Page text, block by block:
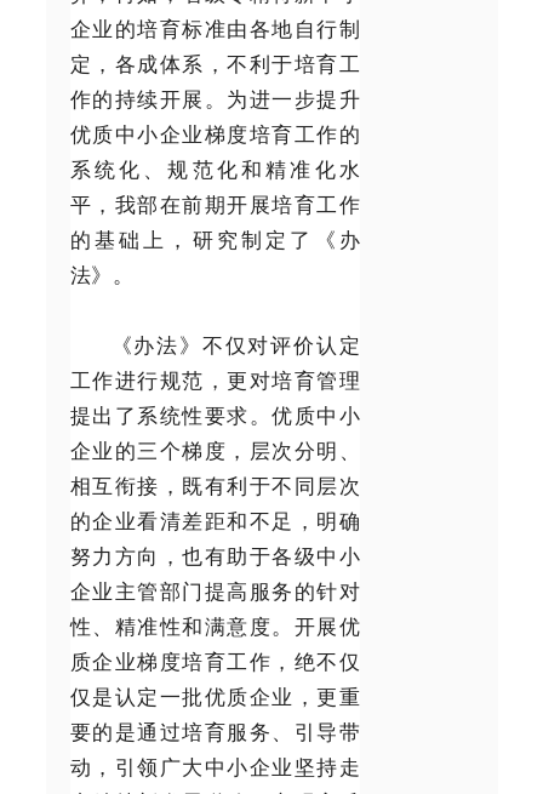
企业的培育标准由各地自行制
定，各成体系，不利于培育工
作的持续开展。为进一步提升
优质中小企业梯度培育工作的
系统化、规范化和精准化水
平，我部在前期开展培育工作
的基础上，研究制定了《办
法》。
《办法》不仅对评价认定
工作进行规范，更对培育管理
提出了系统性要求。优质中小
企业的三个梯度，层次分明、
相互衔接，既有利于不同层次
的企业看清差距和不足，明确
努力方向，也有助于各级中小
企业主管部门提高服务的针对
性、精准性和满意度。开展优
质企业梯度培育工作，绝不仅
仅是认定一批优质企业，更重
要的是通过培育服务、引导带
动，引领广大中小企业坚持走